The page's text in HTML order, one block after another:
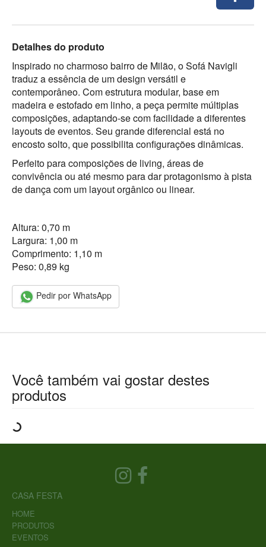
Detalhes do produto
Inspirado no charmoso bairro de Milão, o Sofá Navigli
traduz a essência de um design versátil e
contemporâneo. Com estrutura modular, base em
madeira e estofado em linho, a peça permite múltiplas
composições, adaptando-se com facilidade a diferentes
layouts de eventos. Seu grande diferencial está no
encosto solto, que possibilita configurações dinâmicas.
Perfeito para composições de living, áreas de
convivência ou até mesmo para dar protagonismo à pista
de dança com um layout orgânico ou linear.
Altura: 0,70 m
Largura: 1,00 m
Comprimento: 1,10 m
Peso: 0,89 kg
Pedir por WhatsApp
Você também vai gostar destes
produtos
CASA FESTA
HOME
PRODUTOS
EVENTOS